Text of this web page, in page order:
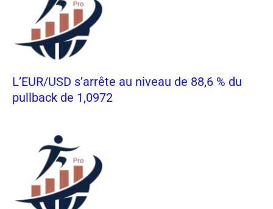
L’EUR/USD s’arrête au niveau de 88,6 % du
pullback de 1,0972